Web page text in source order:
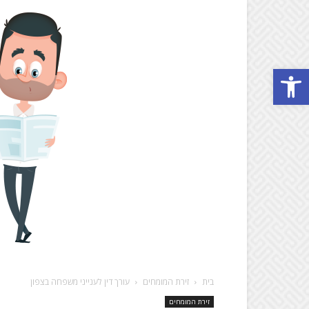
Open toolbar
בית זירת המומחים עורך דין לענייני משפחה בצפון
זירת המומחים